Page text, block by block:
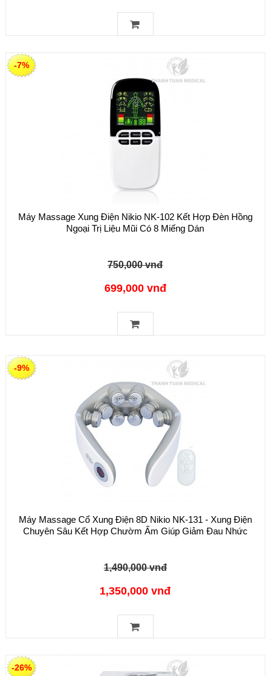
Máy Massage Xung Điện Nikio NK-102 Kết Hợp Đèn Hồng
Ngoại Trị Liệu Mũi Có 8 Miếng Dán
750,000 vnđ
699,000 vnđ
-7%
Máy Massage Cổ Xung Điện 8D Nikio NK-131 - Xung Điện
Chuyên Sâu Kết Hợp Chườm Ấm Giúp Giảm Đau Nhức
1,490,000 vnđ
1,350,000 vnđ
-9%
-26%